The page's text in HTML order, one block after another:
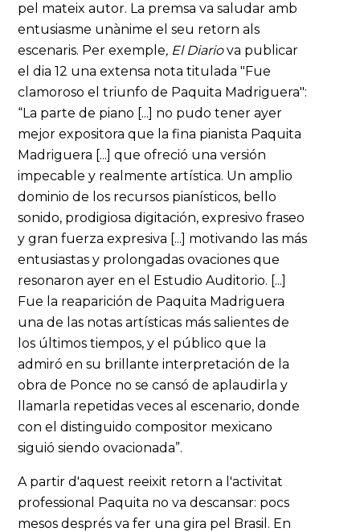
pel mateix autor. La premsa va saludar amb
entusiasme unànime el seu retorn als
escenaris. Per exemple, El Diariova publicar
el dia 12 una extensa nota titulada "Fue
clamoroso el triunfo de Paquita Madriguera":
“La parte de piano [...] no pudo tener ayer
mejor expositora que la fina pianista Paquita
Madriguera [...] que ofreció una versión
impecable y realmente artística. Un amplio
dominio de los recursos pianísticos, bello
sonido, prodigiosa digitación, expresivo fraseo
y gran fuerza expresiva [...] motivando las más
entusiastas y prolongadas ovaciones que
resonaron ayer en el Estudio Auditorio. [...]
Fue la reaparición de Paquita Madriguera
una de las notas artísticas más salientes de
los últimos tiempos, y el público que la
admiró en su brillante interpretación de la
obra de Ponce no se cansó de aplaudirla y
llamarla repetidas veces al escenario, donde
con el distinguido compositor mexicano
siguió siendo ovacionada”.
A partir d'aquest reeixit retorn a l'activitat
professional Paquita no va descansar: pocs
mesos després va fer una gira pel Brasil. En